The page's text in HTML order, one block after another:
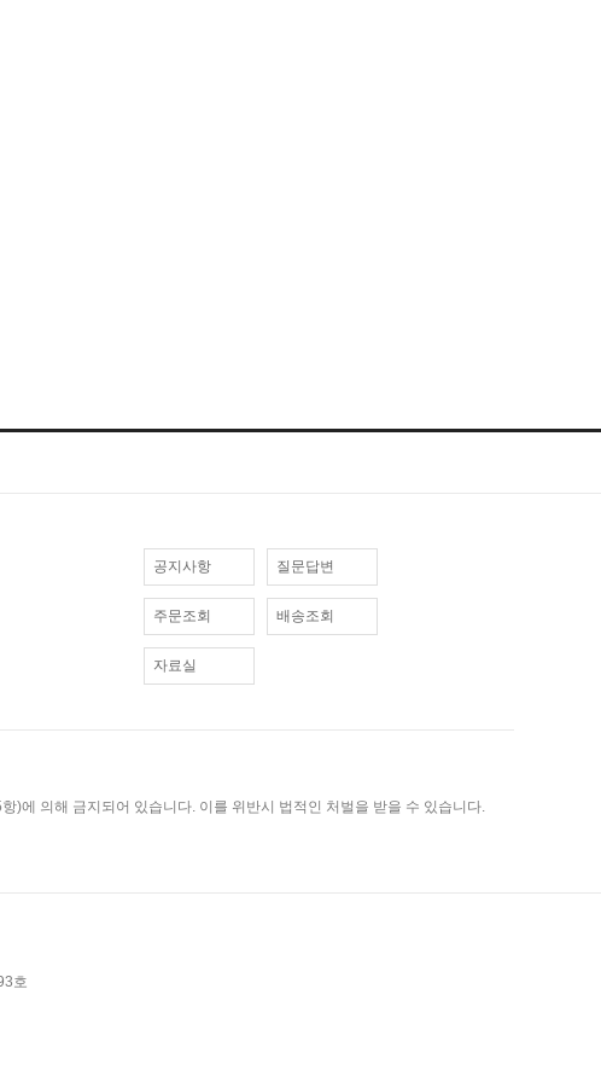
공지사항 질문답변
주문조회 배송조회
자료실
)에 의해 금지되어 있습니다. 이를 위반시 법적인 처벌을 받을 수 있습니다.
호